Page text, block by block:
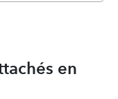
en